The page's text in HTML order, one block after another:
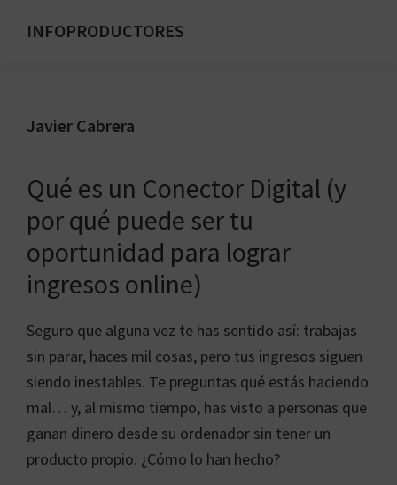
INFOPRODUCTORES
digitales
Javier Cabrera
Qué es un Conector Digital (y
por qué puede ser tu
oportunidad para lograr
ingresos online)
Seguro que alguna vez te has sentido así: trabajas
sin parar, haces mil cosas, pero tus ingresos siguen
siendo inestables. Te preguntas qué estás haciendo
mal… y, al mismo tiempo, has visto a personas que
ganan dinero desde su ordenador sin tener un
producto propio. ¿Cómo lo han hecho?